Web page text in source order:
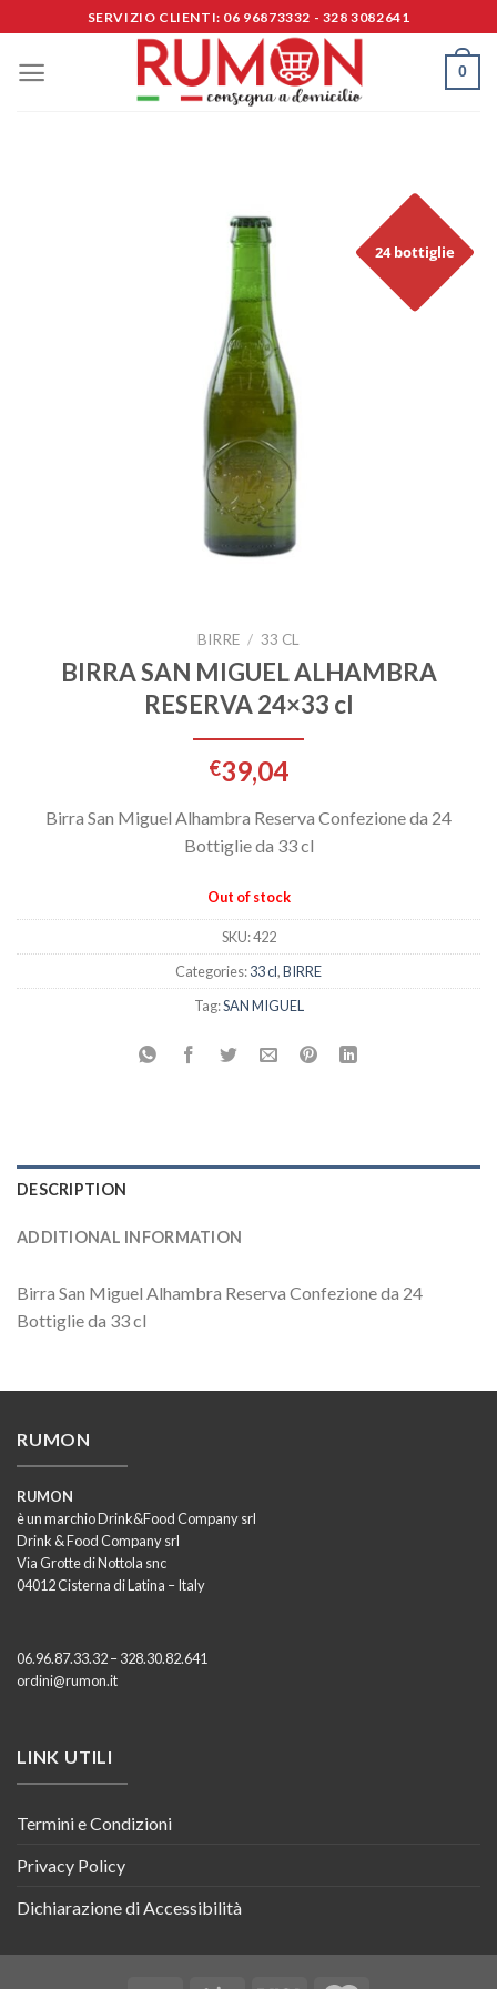
to
content
SERVIZIO CLIENTI: 06 96873332 - 328 3082641
0
24 bottiglie
BIRRE / 33 CL
BIRRA SAN MIGUEL ALHAMBRA
RESERVA 24×33 cl
€39,04
Birra San Miguel Alhambra Reserva Confezione da 24
Bottiglie da 33 cl
Out of stock
SKU:422
Categories:33 cl,BIRRE
Tag:SAN MIGUEL
DESCRIPTION
ADDITIONAL INFORMATION
Birra San Miguel Alhambra Reserva Confezione da 24
Bottiglie da 33 cl
RUMON
RUMON
è un marchio Drink&Food Company srl
Drink & Food Company srl
Via Grotte di Nottola snc
04012 Cisterna di Latina – Italy
06.96.87.33.32 – 328.30.82.641
ordini@rumon.it
LINK UTILI
Termini e Condizioni
Privacy Policy
Dichiarazione di Accessibilità